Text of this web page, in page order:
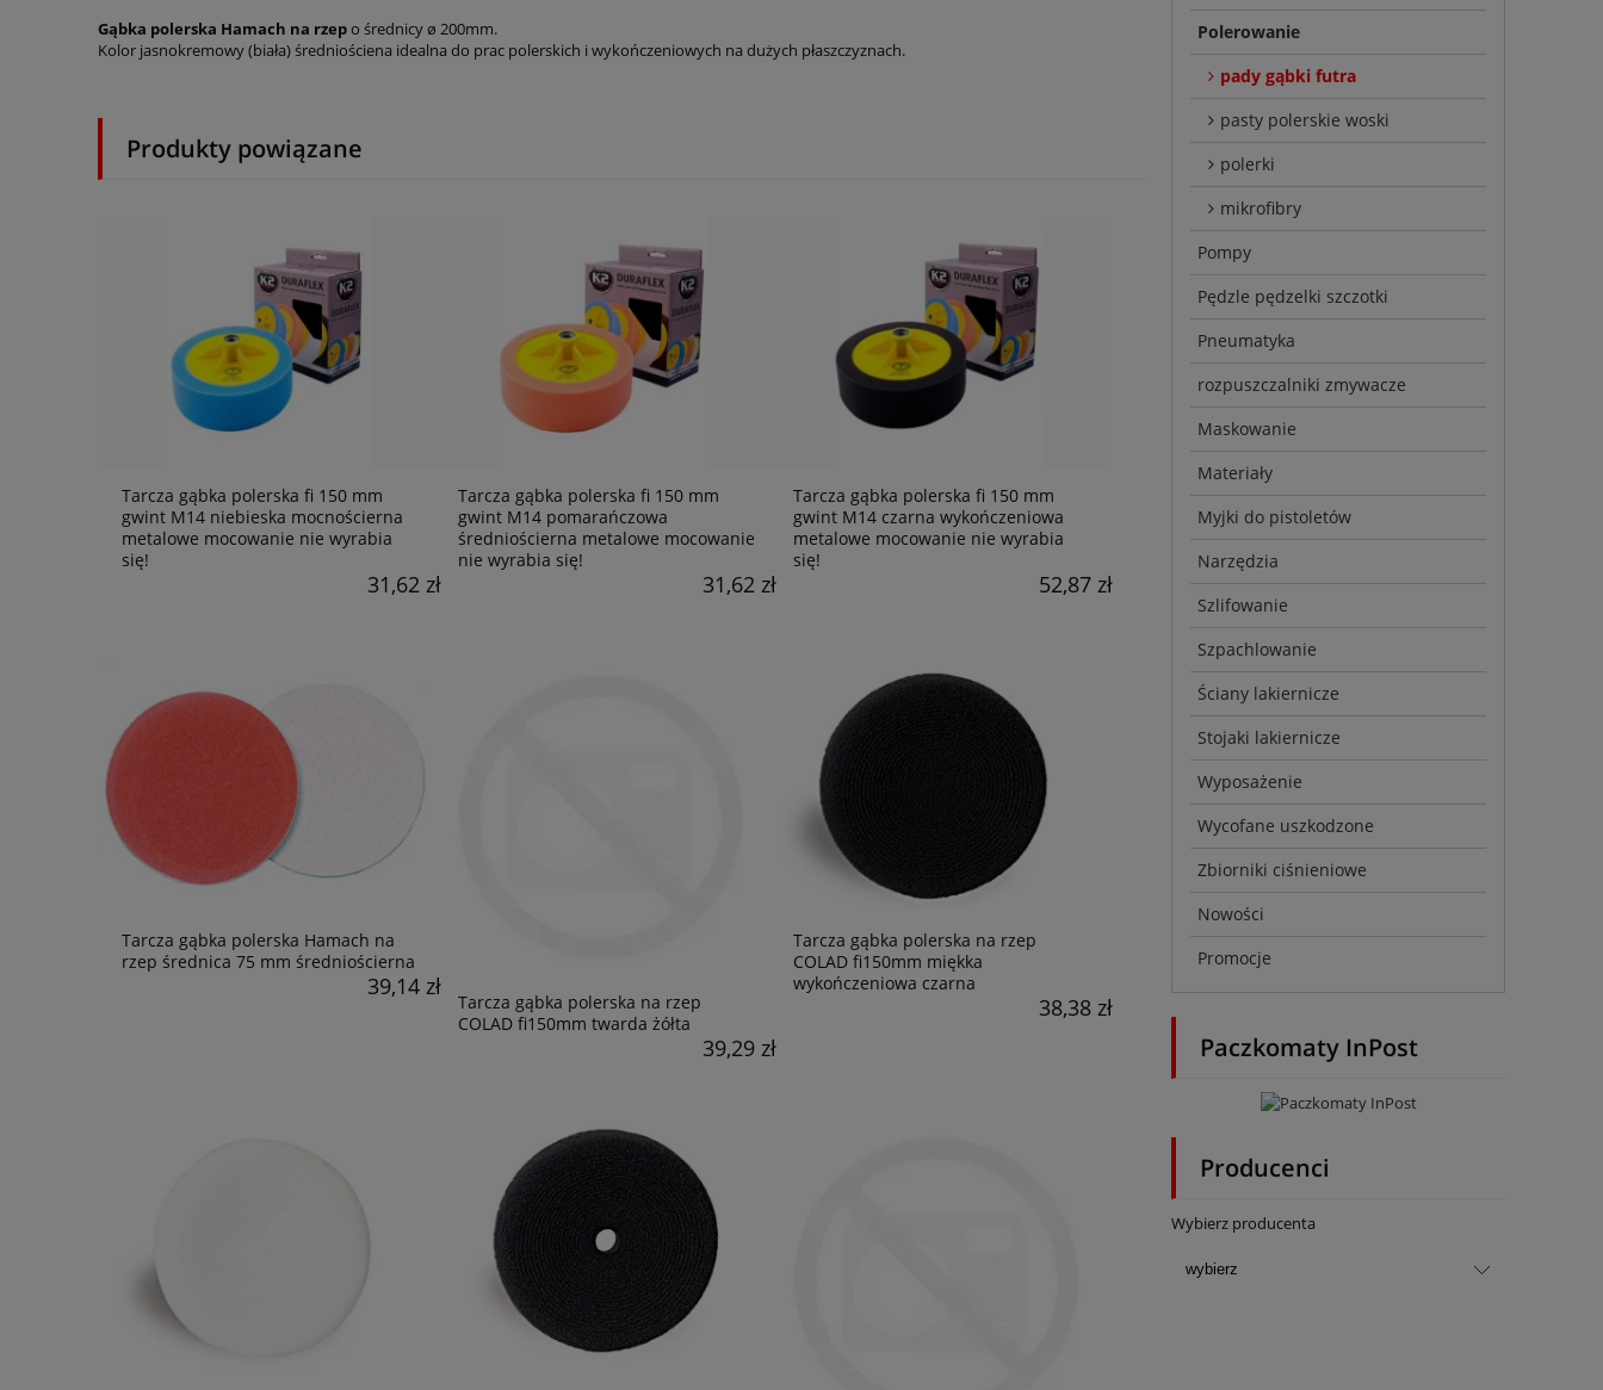
Gąbka polerska Hamach na rzepo średnicy ø 200mm.
Kolor jasnokremowy (biała) średniościena idealna do prac polerskich i wykończeniowych na dużych płaszczyznach.
Produkty powiązane
Tarcza gąbka polerska fi 150 mm
gwint M14 niebieska mocnościerna
metalowe mocowanie nie wyrabia
się!
31,62 zł
Tarcza gąbka polerska fi 150 mm
gwint M14 pomarańczowa
średniościerna metalowe mocowanie
nie wyrabia się!
31,62 zł
Tarcza gąbka polerska fi 150 mm
gwint M14 czarna wykończeniowa
metalowe mocowanie nie wyrabia
się!
52,87 zł
Tarcza gąbka polerska Hamach na
rzep średnica 75 mm średniościerna
39,14 zł
Tarcza gąbka polerska na rzep
COLAD fi150mm twarda żółta
39,29 zł
Tarcza gąbka polerska na rzep
COLAD fi150mm miękka
wykończeniowa czarna
38,38 zł
Polerowanie
pady gąbki futra
pasty polerskie woski
polerki
mikrofibry
Pompy
Pędzle pędzelki szczotki
Pneumatyka
rozpuszczalniki zmywacze
Maskowanie
Materiały
Myjki do pistoletów
Narzędzia
Szlifowanie
Szpachlowanie
Ściany lakiernicze
Stojaki lakiernicze
Wyposażenie
Wycofane uszkodzone
Zbiorniki ciśnieniowe
Nowości
Promocje
Paczkomaty InPost
Producenci
Wybierz producenta